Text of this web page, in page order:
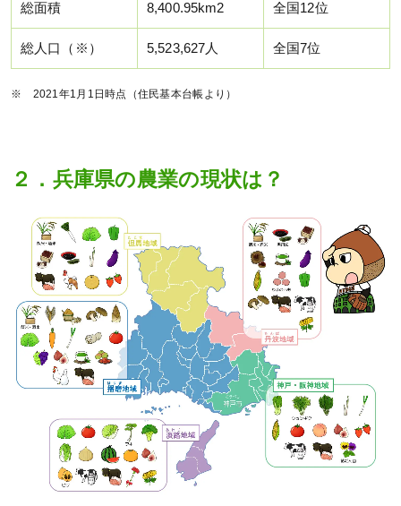
総面積 8,400.95km2 全国12位
総人口（※） 5,523,627人 全国7位
※ 2021年1月1日時点（住民基本台帳より）
２．兵庫県の農業の現状は？